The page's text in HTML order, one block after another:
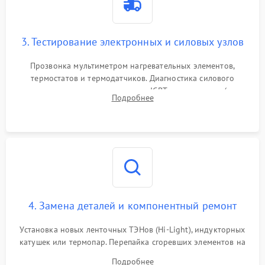
3. Тестирование электронных и силовых узлов
Прозвонка мультиметром нагревательных элементов,
термостатов и термодатчиков. Диагностика силового
модуля, реле, диодных мостов и IGBT-транзисторов (для
индукции). Проверка кранов и газ-контроля (для газовых
Подробнее
4. Замена деталей и компонентный ремонт
Установка новых ленточных ТЭНов (Hi-Light), индукторных
катушек или термопар. Перепайка сгоревших элементов на
Подробнее